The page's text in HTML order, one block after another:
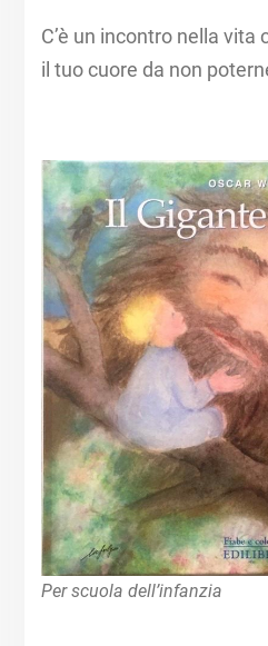
C’è un incontro nella
il tuo cuore da non
Per scuola dell’infanzia